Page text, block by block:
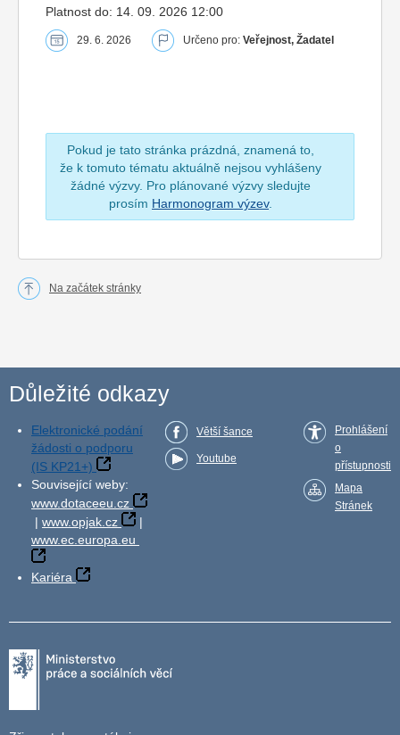
Platnost do: 14. 09. 2026 12:00
29. 6. 2026 Určeno pro: Veřejnost, Žadatel
Pokud je tato stránka prázdná, znamená to,
že k tomuto tématu aktuálně nejsou vyhlášeny
žádné výzvy. Pro plánované výzvy sledujte
prosím Harmonogram výzev.
Na začátek stránky
Důležité odkazy
Elektronické podání
žádosti o podporu
(IS KP21+)
Související weby:
www.dotaceeu.cz
| www.opjak.cz
|
www.ec.europa.eu
Kariéra
Větší šance
Youtube
Prohlášení
o
přístupnosti
Mapa
Stránek